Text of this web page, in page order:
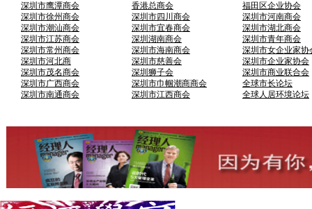
深圳市鹰潭商会
深圳市徐州商会
深圳市潮汕商会
深圳市江苏商会
深圳市常州商会
深圳市河北商
深圳市茂名商会
深圳市广西商会
深圳市南通商会
香港总商会
深圳市四川商会
深圳市宜春商会
深圳湖南商会
深圳市海南商会
深圳市慈善会
深圳狮子会
深圳市巾帼潮商商会
深圳市江西商会
福田区企业协会
深圳市河南商会
深圳市湖北商会
深圳市青年商会
深圳市女企业家协
深圳市企业家协会
深圳市商业联合会
全球市长论坛
全球人居环境论坛